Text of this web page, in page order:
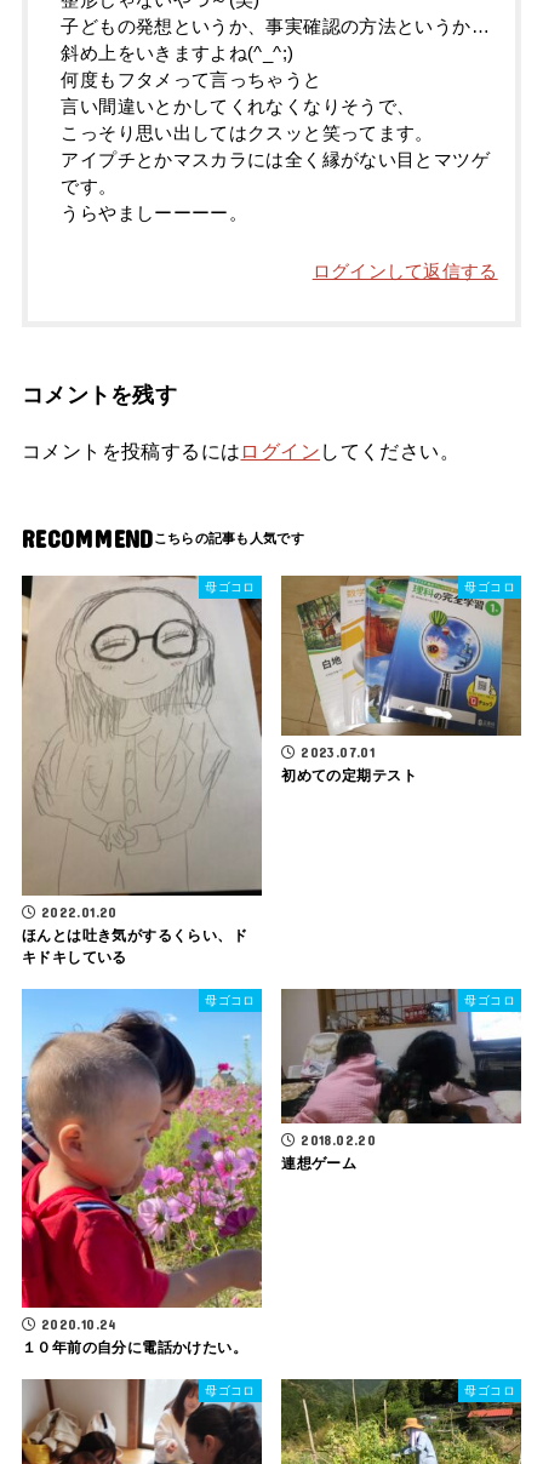
子どもの発想というか、事実確認の方法というか…
斜め上をいきますよね(^_^;)
何度もフタメって言っちゃうと
言い間違いとかしてくれなくなりそうで、
こっそり思い出してはクスッと笑ってます。
アイプチとかマスカラには全く縁がない目とマツゲ
です。
うらやましーーーー。
ログインして返信する
コメントを残す
コメントを投稿するには ログイン してください。
RECOMMEND
母ゴコロ
2022.01.20
ほんとは吐き気がするくらい、ド
キドキしている
母ゴコロ
2023.07.01
初めての定期テスト
母ゴコロ
2020.10.24
１０年前の自分に電話かけたい。
母ゴコロ
2018.02.20
連想ゲーム
母ゴコロ 母ゴコロ